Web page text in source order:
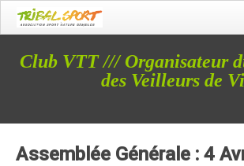
Qui sommes nous ?
Le Team Tribal
Club VTT /// Organisateur
des Veilleurs de
Assemblée Générale : 4